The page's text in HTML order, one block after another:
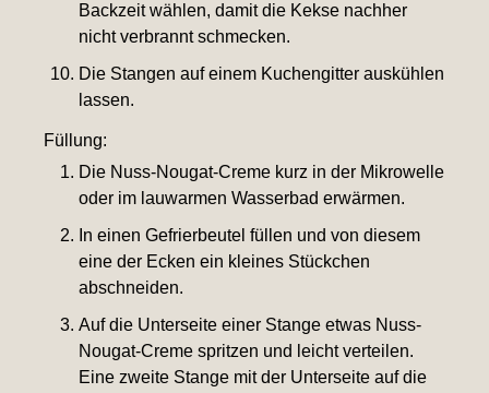
Backzeit wählen, damit die Kekse nachher
nicht verbrannt schmecken.
Die Stangen auf einem Kuchengitter auskühlen
lassen.
Füllung:
Die Nuss-Nougat-Creme kurz in der Mikrowelle
oder im lauwarmen Wasserbad erwärmen.
In einen Gefrierbeutel füllen und von diesem
eine der Ecken ein kleines Stückchen
abschneiden.
Auf die Unterseite einer Stange etwas Nuss-
Nougat-Creme spritzen und leicht verteilen.
Eine zweite Stange mit der Unterseite auf die